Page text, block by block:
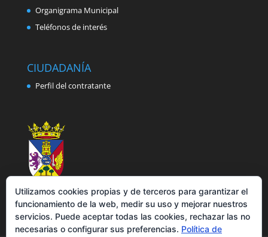
Organigrama Municipal
Teléfonos de interés
CIUDADANÍA
Perfil del contratante
Utilizamos cookies propias y de terceros para garantizar el
funcionamiento de la web, medir su uso y mejorar nuestros
servicios. Puede aceptar todas las cookies, rechazar las no
necesarias o configurar sus preferencias. Política de